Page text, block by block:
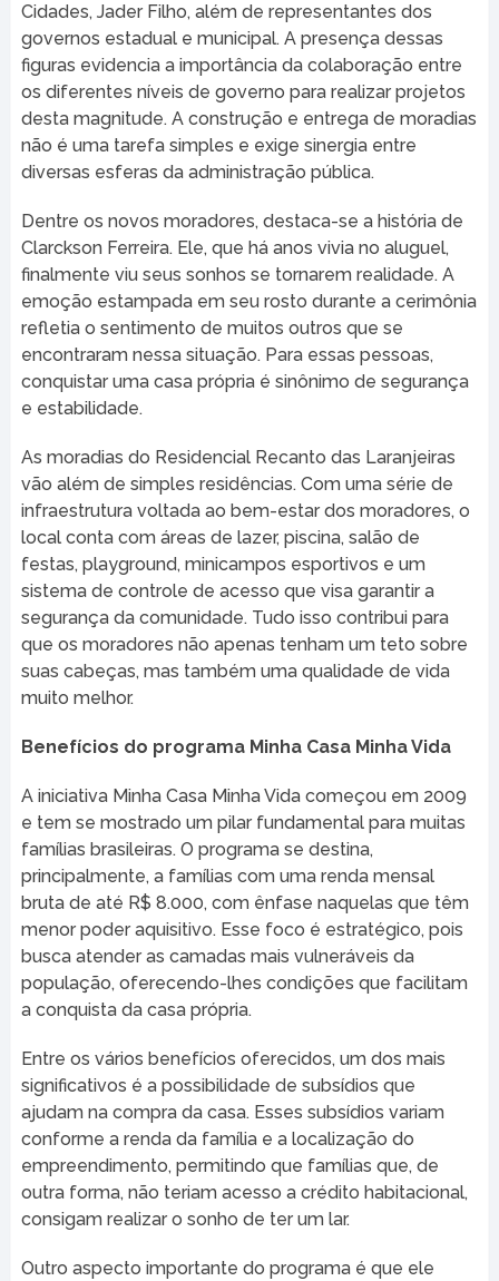
Cidades, Jader Filho, além de representantes dos
governos estadual e municipal. A presença dessas
figuras evidencia a importância da colaboração entre
os diferentes níveis de governo para realizar projetos
desta magnitude. A construção e entrega de moradias
não é uma tarefa simples e exige sinergia entre
diversas esferas da administração pública.
Dentre os novos moradores, destaca-se a história de
Clarckson Ferreira. Ele, que há anos vivia no aluguel,
finalmente viu seus sonhos se tornarem realidade. A
emoção estampada em seu rosto durante a cerimônia
refletia o sentimento de muitos outros que se
encontraram nessa situação. Para essas pessoas,
conquistar uma casa própria é sinônimo de segurança
e estabilidade.
As moradias do Residencial Recanto das Laranjeiras
vão além de simples residências. Com uma série de
infraestrutura voltada ao bem-estar dos moradores, o
local conta com áreas de lazer, piscina, salão de
festas, playground, minicampos esportivos e um
sistema de controle de acesso que visa garantir a
segurança da comunidade. Tudo isso contribui para
que os moradores não apenas tenham um teto sobre
suas cabeças, mas também uma qualidade de vida
muito melhor.
Benefícios do programa Minha Casa Minha Vida
A iniciativa Minha Casa Minha Vida começou em 2009
e tem se mostrado um pilar fundamental para muitas
famílias brasileiras. O programa se destina,
principalmente, a famílias com uma renda mensal
bruta de até R$ 8.000, com ênfase naquelas que têm
menor poder aquisitivo. Esse foco é estratégico, pois
busca atender as camadas mais vulneráveis da
população, oferecendo-lhes condições que facilitam
a conquista da casa própria.
Entre os vários benefícios oferecidos, um dos mais
significativos é a possibilidade de subsídios que
ajudam na compra da casa. Esses subsídios variam
conforme a renda da família e a localização do
empreendimento, permitindo que famílias que, de
outra forma, não teriam acesso a crédito habitacional,
consigam realizar o sonho de ter um lar.
Outro aspecto importante do programa é que ele